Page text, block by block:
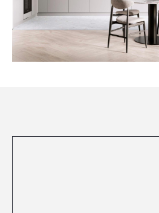
Посмотреть все проекты